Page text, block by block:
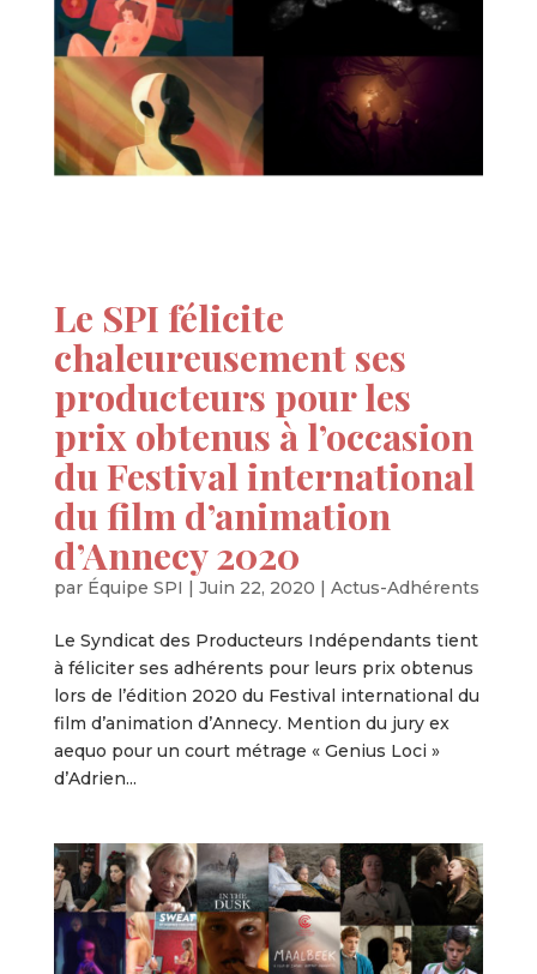
Le SPI félicite
chaleureusement ses
producteurs pour les
prix obtenus à l’occasion
du Festival international
du film d’animation
d’Annecy 2020
par Équipe SPI | Juin 22, 2020 | Actus-Adhérents
Le Syndicat des Producteurs Indépendants tient
à féliciter ses adhérents pour leurs prix obtenus
lors de l’édition 2020 du Festival international du
film d’animation d’Annecy. Mention du jury ex
aequo pour un court métrage « Genius Loci »
d’Adrien...